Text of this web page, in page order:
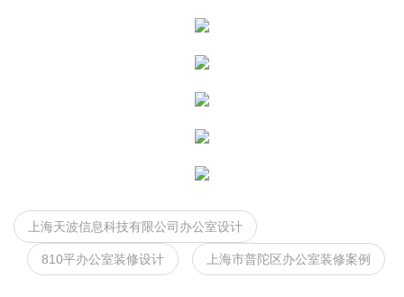
上海天波信息科技有限公司办公室设计
810平办公室装修设计 上海市普陀区办公室装修案例